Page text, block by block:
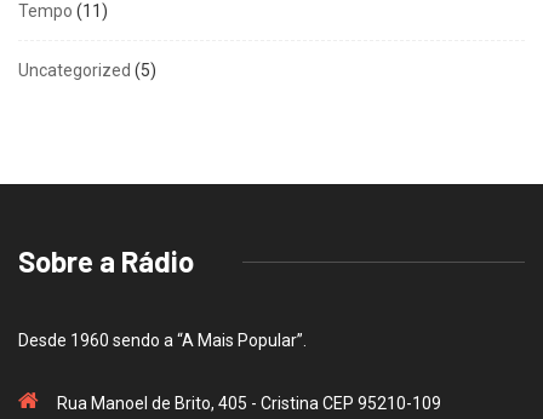
Tempo (11)
Uncategorized (5)
Sobre a Rádio
Desde 1960 sendo a “A Mais Popular”.
Rua Manoel de Brito, 405 - Cristina CEP 95210-109